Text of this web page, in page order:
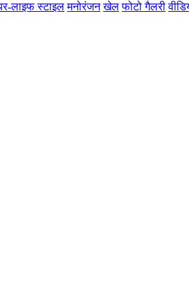
लाइफ स्टाइल मनोरंजन खेल फोटो गैलरी